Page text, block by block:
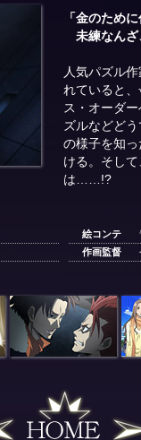
「金のため
未練なんざ
人気パズル
れていると
ス・オーダ
ズルなどど
の様子を知
ける。そし
は……!?
絵コンテ
作画監督